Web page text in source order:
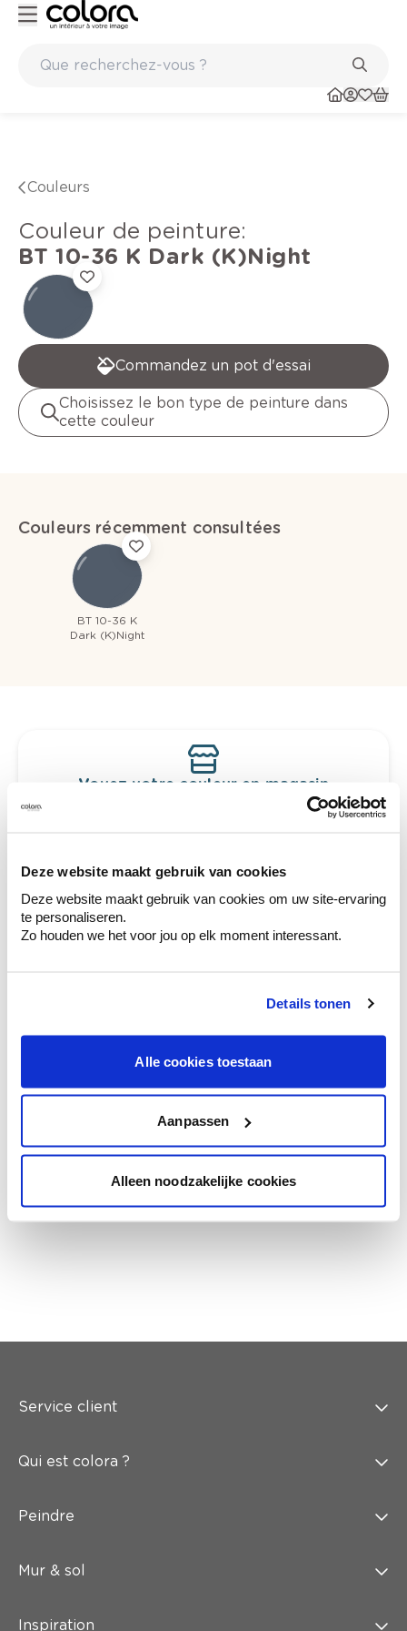
Deze website maakt gebruik van cookies
Deze website maakt gebruik van cookies om uw site-ervaring
te personaliseren.
Zo houden we het voor jou op elk moment interessant.
Details tonen
Alle cookies toestaan
Aanpassen
Alleen noodzakelijke cookies
Couleurs
Couleur de peinture:
BT 10-36 K Dark (K)Night
Commandez un pot d'essai
Choisissez le bon type de peinture dans
cette couleur
Couleurs récemment consultées
BT 10-36 K
Dark (K)Night
Voyez votre couleur en magasin
Découvrez des échantillons de votre
votre couleur.
Obtenez des conseils personnalisés sur la
combinaison de couleurs.
Conseil couleur à domicile
en couleur.
l'éclairage et de votre mobilier.
Obtenez un contrôle technologique de vos
Service client
Qui est colora ?
Peindre
Mur & sol
Inspiration